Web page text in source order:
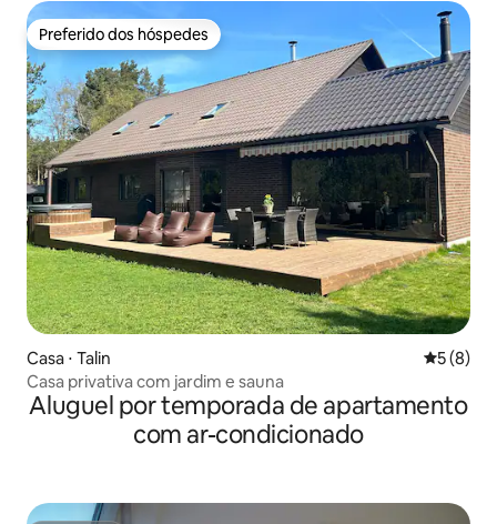
Preferido dos hóspedes
Preferido dos hóspedes
Casa ⋅ Talin 5 de
5 (8)
Casa privativa com jardim e sauna
Aluguel por temporada de apartamento
com ar-condicionado